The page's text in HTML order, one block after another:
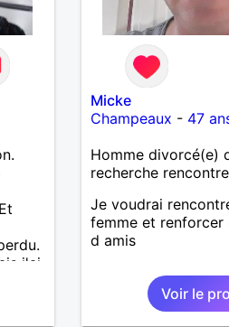
j'ai
Micke
Champeaux - 47
Homme divorcé(e)
recherche
Je voudrai
femme et renforcer
d amis
Voir le